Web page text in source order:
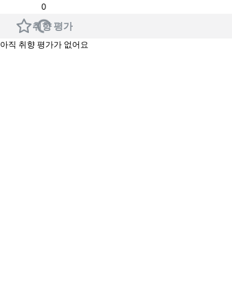
0
취향 평가
아직 취향 평가가 없어요